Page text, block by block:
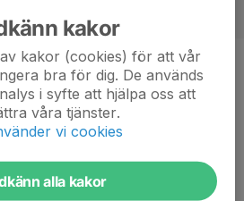
år
kakor
kakor (cookies) för att vår
bra för dig. De används
i syfte att hjälpa oss att
våra tjänster.
vi cookies
alla kakor